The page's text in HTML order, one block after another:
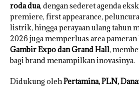
roda dua, dengan sederet agenda
premiere, first appearance,
listrik, hingga perayaan ulang tahun
2026 juga memperluas area
Gambir Expo dan Grand Hall,
bagi brand menampilkan inovasinya.
Didukung olehPertamina, PLN,